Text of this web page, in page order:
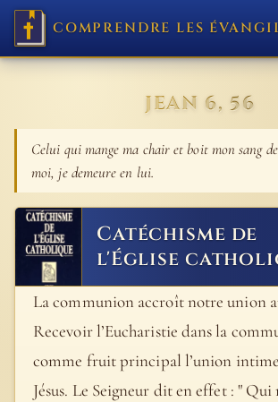
COMPRENDRE LES
JEAN 6, 56
Celui qui mange ma chair et boit mon sang
moi, je demeure en lui.
Catéchisme de
l'Église
La communion accroît notre union
Recevoir l’Eucharistie dans la
comme fruit principal l’union
Jésus. Le Seigneur dit en effet : " Qui